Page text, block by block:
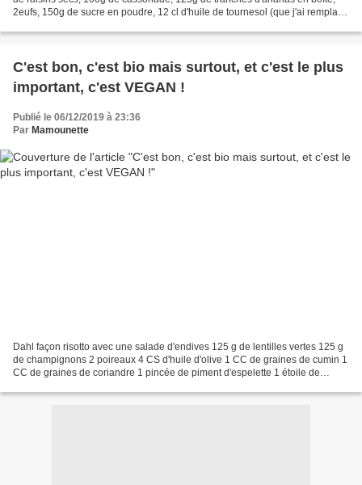
2eufs, 150g de sucre en poudre, 12 cl d'huile de tournesol (que j'ai remplacé
C'est bon, c'est bio mais surtout, et c'est le plus
important, c'est VEGAN !
Publié le 06/12/2019 à 23:36
Par Mamounette
Dahl façon risotto avec une salade d'endives 125 g de lentilles vertes 125 g
de champignons 2 poireaux 4 CS d'huile d'olive 1 CC de graines de cumin 1
CC de graines de coriandre 1 pincée de piment d'espelette 1 étoile de